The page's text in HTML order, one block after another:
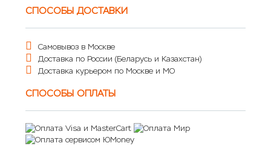
СПОСОБЫ ДОСТАВКИ
Самовывоз в Москве
Доставка по России (Беларусь и Казахстан)
Доставка курьером по Москве и МО
СПОСОБЫ ОПЛАТЫ